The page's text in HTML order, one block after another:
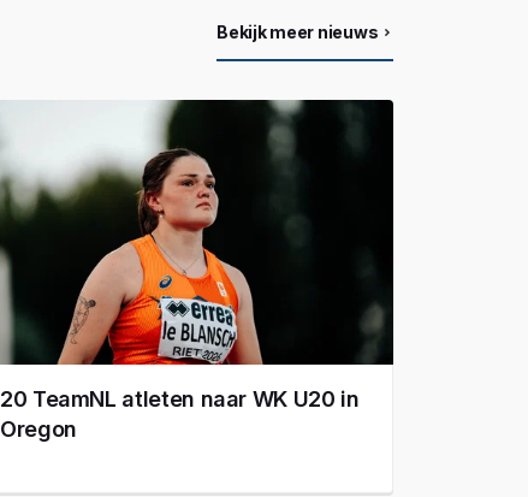
Bekijk meer nieuws
20 TeamNL atleten naar WK U20 in
Oregon